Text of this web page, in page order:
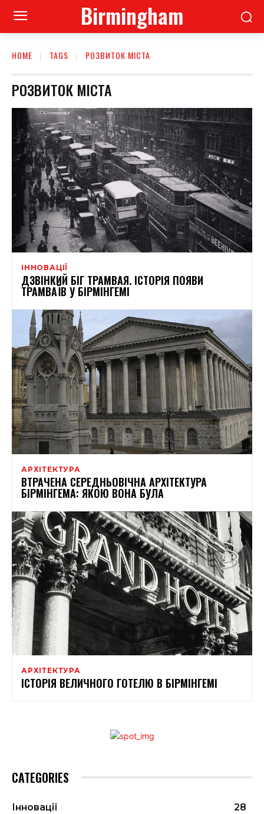
Birmingham
HOME TAGS РОЗВИТОК МІСТА
РОЗВИТОК МІСТА
ІННОВАЦІЇ
ДЗВІНКИЙ БІГ ТРАМВАЯ. ІСТОРІЯ ПОЯВИ
ТРАМВАЇВ У БІРМІНГЕМІ
АРХІТЕКТУРА
ВТРАЧЕНА СЕРЕДНЬОВІЧНА АРХІТЕКТУРА
БІРМІНГЕМА: ЯКОЮ ВОНА БУЛА
АРХІТЕКТУРА
ІСТОРІЯ ВЕЛИЧНОГО ГОТЕЛЮ В БІРМІНГЕМІ
CATEGORIES
Інновації
28